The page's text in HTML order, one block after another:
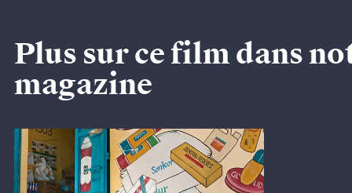
Plus sur ce film dans
magazine